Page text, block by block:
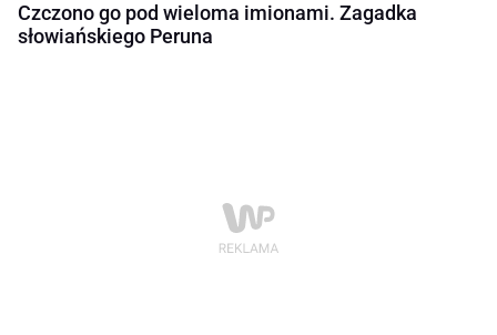
Czczono go pod wieloma imionami. Zagadka
słowiańskiego Peruna